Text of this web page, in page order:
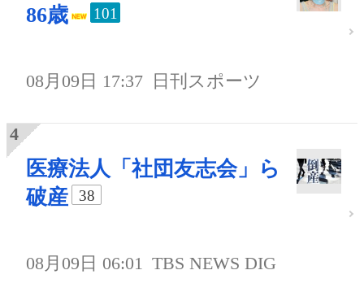
86歳
101
08月09日 17:37 日刊スポーツ
医療法人「社団友志会」ら
破産
38
08月09日 06:01 TBS NEWS DIG